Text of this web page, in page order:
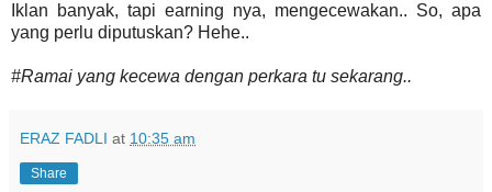
Iklan banyak, tapi earning nya, mengecewakan.. So, apa
yang perlu diputuskan? Hehe..
#Ramai yang kecewa dengan perkara tu sekarang..
ERAZ FADLI at 10:35 am
Share